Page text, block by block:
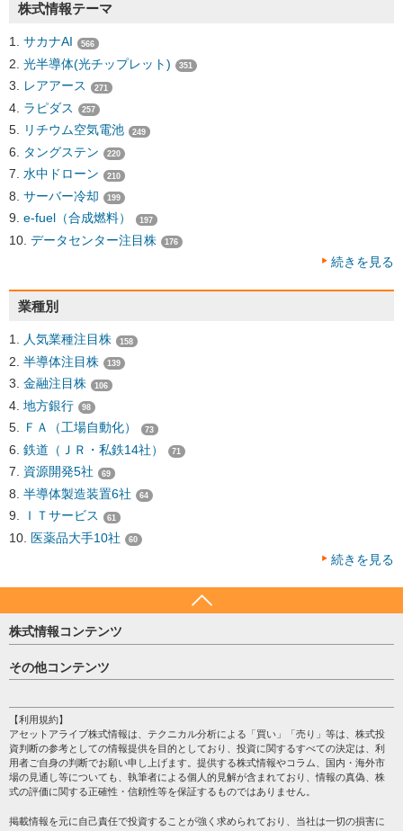
株式情報テーマ
サカナAI 566
光半導体(光チップレット) 351
レアアース 271
ラピダス 257
リチウム空気電池 249
タングステン 220
水中ドローン 210
サーバー冷却 199
e-fuel（合成燃料） 197
データセンター注目株 176
続きを見る
業種別
人気業種注目株 158
半導体注目株 139
金融注目株 106
地方銀行 98
ＦＡ（工場自動化） 73
鉄道（ＪＲ・私鉄14社） 71
資源開発5社 69
半導体製造装置6社 64
ＩＴサービス 61
医薬品大手10社 60
続きを見る
株式情報コンテンツ
日経平均
売買シグナル
注目銘柄
株テーマ情報
海外市況
投資カレンダー
格付け情報
その他コンテンツ
個人情報保護方針
プライバシーポリシー
会社案内
サイトマップ
過去データ
【利用規約】
アセットアライブ株式情報は、テクニカル分析による「買い」「売り」等は、株式投
資判断の参考としての情報提供を目的としており、投資に関するすべての決定は、利
用者ご自身の判断でお願い申し上げます。提供する株式情報やコラム、国内・海外市
場の見通し等についても、執筆者による個人的見解が含まれており、情報の真偽、株
式の評価に関する正確性・信頼性等を保証するものではありません。
掲載情報を元に自己責任で投資することが強く求められており、当社は一切の損害に